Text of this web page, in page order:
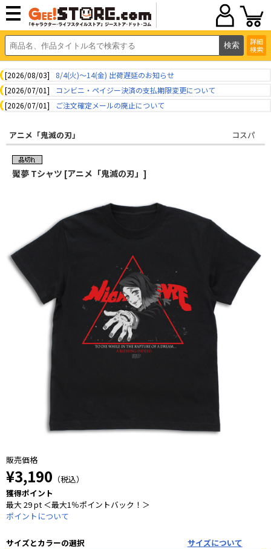
詳細
検索
[2026/08/03]
8/4(火)～14(金) 出荷遅延のお知らせ
[2026/07/01]
コンビニ・ペイジー決済の支払期限変更について
[2026/07/01]
ご注文確定メールの廃止について
アニメ「鬼滅の刃」 コスパ
魘夢 Tシャツ [アニメ「鬼滅の刃」]
販売価格
¥3,190 （税込）
獲得ポイント
最大 29 pt ＜最大1％ポイントバック！＞
ポイントについて
サイズとカラーの選択 サイズについて